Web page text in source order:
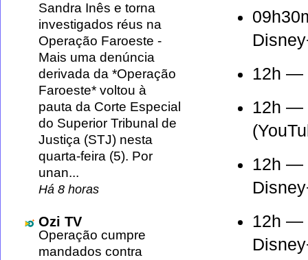
12h —
12h —
12h —
12h —
Sandra Inês e torna
investigados réus na
Operação Faroeste -
Mais uma denúncia
derivada da *Operação
Faroeste* voltou à
pauta da Corte Especial
do Superior Tribunal de
Justiça (STJ) nesta
quarta-feira (5). Por
unan...
Há 8 horas
Ozi TV
Operação cumpre
mandados contra